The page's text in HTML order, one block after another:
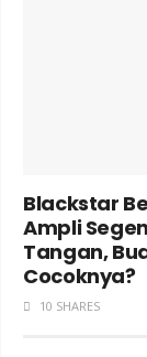
Blackstar
Ampli
Tangan,
Cocoknya?
10 SHARES